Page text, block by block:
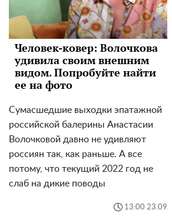
Человек-ковер: Волочкова
удивила своим внешним
видом. Попробуйте найти
ее на фото
Сумасшедшие выходки эпатажной
российской балерины Анастасии
Волочковой давно не удивляют
россиян так, как раньше. А все
потому, что текущий 2022 год не
слаб на дикие поводы
13:00 23.09